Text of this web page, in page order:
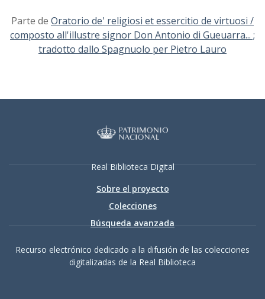
Parte de Oratorio de' religiosi et essercitio de virtuosi /
composto all'illustre signor Don Antonio di Gueuarra... ;
tradotto dallo Spagnuolo per Pietro Lauro
Real Biblioteca Digital
Sobre el proyecto
Colecciones
Búsqueda avanzada
Recurso electrónico dedicado a la difusión de las colecciones
digitalizadas de la Real Biblioteca